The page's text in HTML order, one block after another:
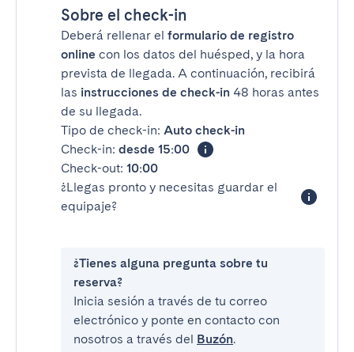
Sobre el check-in
Deberá rellenar el formulario de registro
online con los datos del huésped, y la hora
prevista de llegada. A continuación, recibirá
las instrucciones de check-in 48 horas antes
de su llegada.
Tipo de check-in: Auto check-in
Check-in: desde 15:00
Check-out: 10:00
¿Llegas pronto y necesitas guardar el
equipaje?
¿Tienes alguna pregunta sobre tu
reserva?
Inicia sesión a través de tu correo
electrónico y ponte en contacto con
nosotros a través del Buzón.